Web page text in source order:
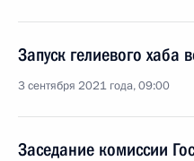
Запуск гелиевого хаба
3 сентября 2021 года, 09:00
Заседание комиссии